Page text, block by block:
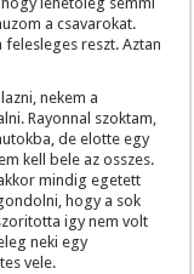
a csavarokat.
felesleges reszt. Aztan
nekem a
Rayonnal szoktam,
de elotte egy
kell bele az osszes.
mindig egetett
hogy a sok
igy nem volt
neki egy
vele.